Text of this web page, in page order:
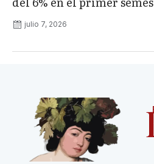
julio 7, 2026